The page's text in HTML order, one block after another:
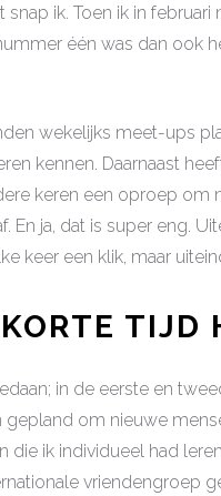
snap ik. Toen ik in
één was dan ook
wekelijks meet-ups
kennen. Daarnaast
keren een oproep
En ja, dat is super eng.
keer een klik, maar
TIJD
in de eerste en
om nieuwe
die ik individueel had
vriendengroep